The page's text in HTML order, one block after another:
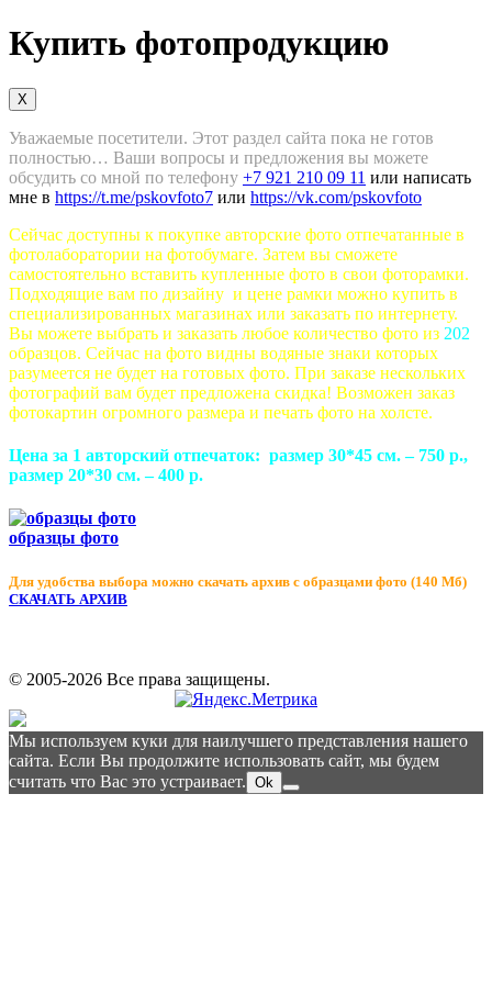
Купить фотопродукцию
X
Уважаемые посетители. Этот раздел сайта пока не готов
полностью… Ваши вопросы и предложения вы можете
обсудить со мной по телефону +7 921 210 09 11 или написать
мне в https://t.me/pskovfoto7 или https://vk.com/pskovfoto
Сейчас доступны к покупке авторские фото отпечатанные в
фотолаборатории на фотобумаге. Затем вы сможете
самостоятельно вставить купленные фото в свои фоторамки.
Подходящие вам по дизайну и цене рамки можно купить в
специализированных магазинах или заказать по интернету.
Вы можете выбрать и заказать любое количество фото из 202
образцов. Сейчас на фото видны водяные знаки которых
разумеется не будет на готовых фото. При заказе нескольких
фотографий вам будет предложена скидка! Возможен заказ
фотокартин огромного размера и печать фото на холсте.
Цена за 1 авторский отпечаток: размер 30*45 см. – 750 р.,
размер 20*30 см. – 400 р.
образцы фото
Для удобства выбора можно скачать архив с образцами фото (140 Мб)
СКАЧАТЬ АРХИВ
© 2005-2026 Все права защищены.
Мы используем куки для наилучшего представления нашего
сайта. Если Вы продолжите использовать сайт, мы будем
считать что Вас это устраивает. Ok